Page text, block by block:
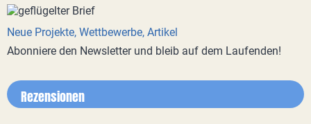
Neue Projekte, Wettbewerbe, Artikel
Abonniere den Newsletter und bleib auf dem Laufenden!
Rezensionen